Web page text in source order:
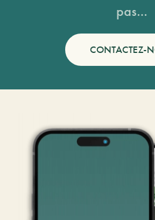
pas...
CONTACTEZ-